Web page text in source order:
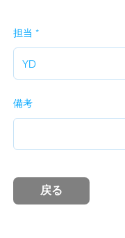
担当
備考
戻る